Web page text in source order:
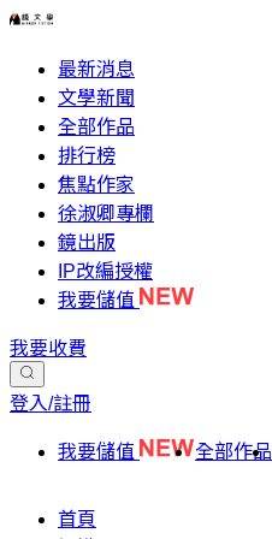
最新消息
文學新聞
全部作品
排行榜
焦點作家
徐淑卿專欄
鏡出版
IP改編授權
我要儲值
我要收費
登入/註冊
我要儲值 全部作品
首頁